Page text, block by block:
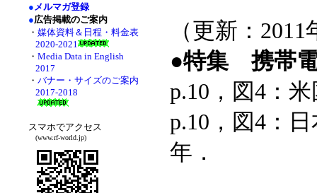
●メルマガ登録
●広告掲載のご案内
・ 媒体資料＆日程・料金表
2020-2021
・ Media Data in English
2017
・ バナー・サイズのご案内
2017-2018
スマホでアクセス
(www.rf-world.jp)
（更新：
●特集 携帯
p.10，図4：
p.10，図4：
年．